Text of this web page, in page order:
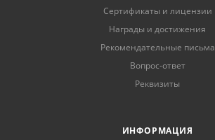
Сертификаты и лицензии
Награды и достижения
Рекомендательные письма
Вопрос-ответ
Реквизиты
ИНФОРМАЦИЯ